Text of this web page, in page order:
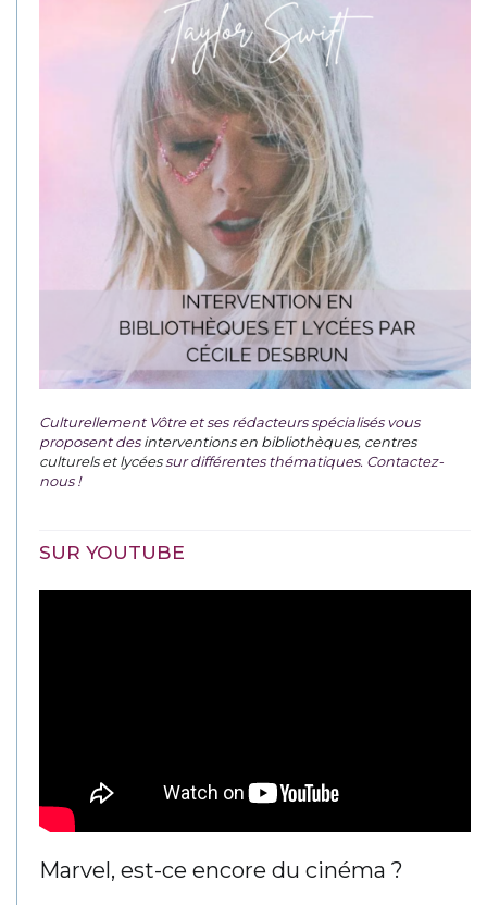
Culturellement Vôtre et ses rédacteurs spécialisés vous
proposent desinterventions en bibliothèques, centres
culturels et lycéessur différentes thématiques. Contactez-
nous !
SUR YOUTUBE
Marvel, est-ce encore du cinéma ?